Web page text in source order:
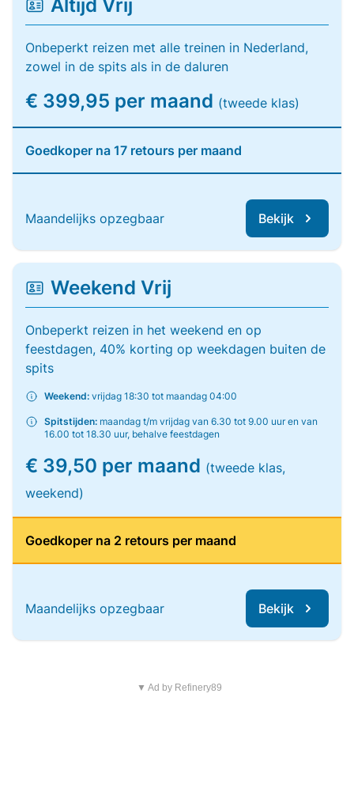
Altijd Vrij
Onbeperkt reizen met alle treinen in Nederland,
zowel in de spits als in de daluren
€ 399,95 per maand (tweede klas)
Goedkoper na 17 retours per maand
Maandelijks opzegbaar Bekijk
Weekend Vrij
Onbeperkt reizen in het weekend en op
feestdagen, 40% korting op weekdagen buiten de
spits
Weekend: vrijdag 18:30 tot maandag 04:00
Spitstijden: maandag t/m vrijdag van 6.30 tot 9.00 uur en van
16.00 tot 18.30 uur, behalve feestdagen
€ 39,50 per maand (tweede klas,
weekend)
Goedkoper na 2 retours per maand
Maandelijks opzegbaar Bekijk
▼ Ad by Refinery89